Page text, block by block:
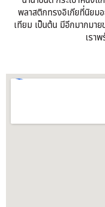
พลาสติกทรงอิเกียที่นิยม
เทียม เป็นต้น มีอีกมากมา
เรา